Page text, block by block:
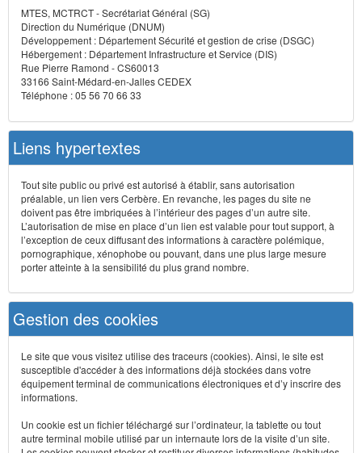
MTES, MCTRCT - Secrétariat Général (SG)
Direction du Numérique (DNUM)
Développement : Département Sécurité et gestion de crise (DSGC)
Hébergement : Département Infrastructure et Service (DIS)
Rue Pierre Ramond - CS60013
33166 Saint-Médard-en-Jalles CEDEX
Téléphone : 05 56 70 66 33
Liens hypertextes
Tout site public ou privé est autorisé à établir, sans autorisation
préalable, un lien vers Cerbère. En revanche, les pages du site ne
doivent pas être imbriquées à l’intérieur des pages d’un autre site.
L’autorisation de mise en place d’un lien est valable pour tout support, à
l’exception de ceux diffusant des informations à caractère polémique,
pornographique, xénophobe ou pouvant, dans une plus large mesure
porter atteinte à la sensibilité du plus grand nombre.
Gestion des cookies
Le site que vous visitez utilise des traceurs (cookies). Ainsi, le site est
susceptible d'accéder à des informations déjà stockées dans votre
équipement terminal de communications électroniques et d’y inscrire des
informations.
Un cookie est un fichier téléchargé sur l’ordinateur, la tablette ou tout
autre terminal mobile utilisé par un internaute lors de la visite d’un site.